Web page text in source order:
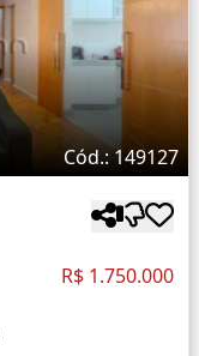
Cód.: 149127
R$ 1.750.000